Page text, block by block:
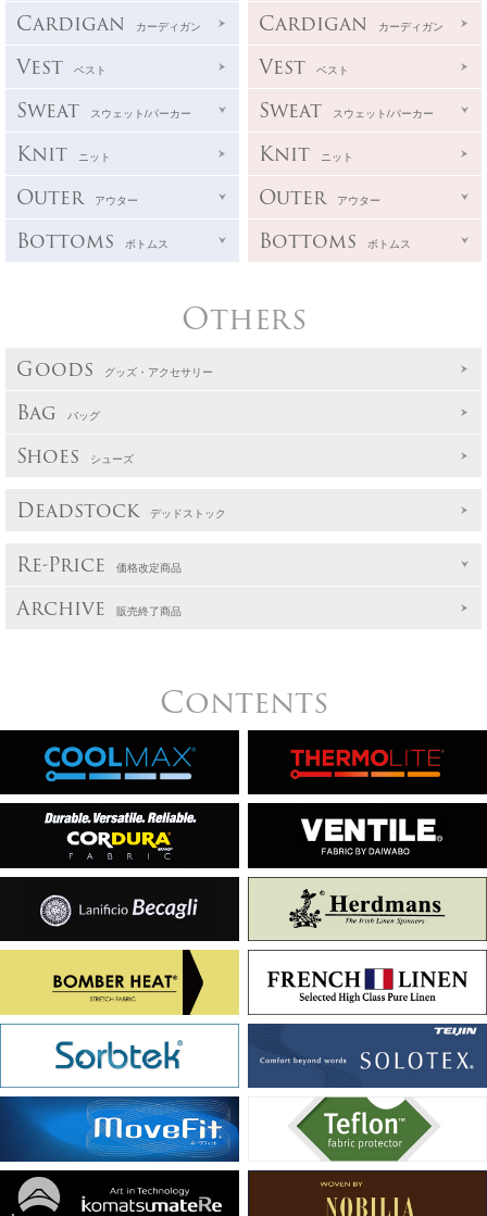
Cardigan カーディガン
Vest ベスト
Sweat スウェット/パーカー
Knit ニット
Outer アウター
Bottoms ボトムス
Cardigan カーディガン
Vest ベスト
Sweat スウェット/パーカー
Knit ニット
Outer アウター
Bottoms ボトムス
Others
Goods グッズ・アクセサリー
Bag バッグ
Shoes シューズ
Deadstock デッドストック
Re-Price 価格改定商品
Archive 販売終了商品
Contents